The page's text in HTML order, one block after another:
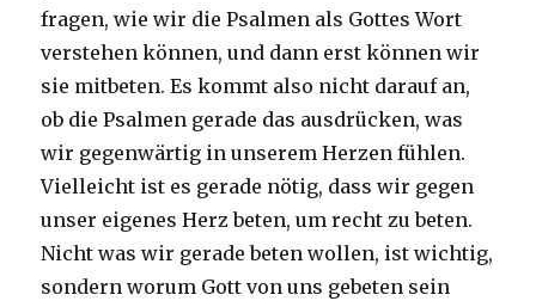
fragen, wie wir die Psalmen als Gottes Wort
verstehen können, und dann erst können wir
sie mitbeten. Es kommt also nicht darauf an,
ob die Psalmen gerade das ausdrücken, was
wir gegenwärtig in unserem Herzen fühlen.
Vielleicht ist es gerade nötig, dass wir gegen
unser eigenes Herz beten, um recht zu beten.
Nicht was wir gerade beten wollen, ist wichtig,
sondern worum Gott von uns gebeten sein